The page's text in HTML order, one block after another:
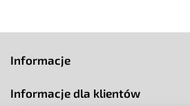
Informacje
Informacje dla klientów